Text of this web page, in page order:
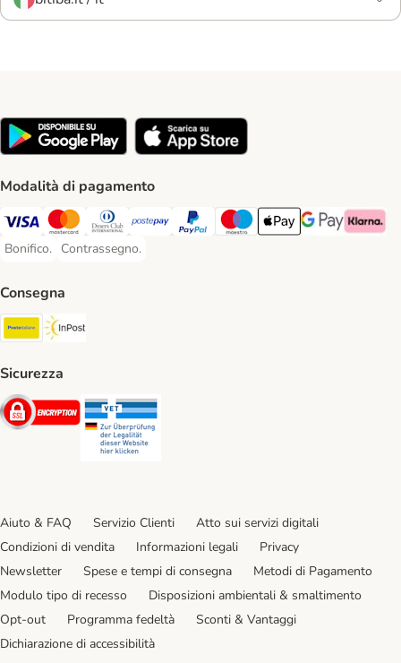
Modalità di pagamento
Visa. Payment Method
Mastercard. Payment Method
Diners Club. Payment Method
Postepay. Payment Method
PayPal. Payment Method
Maestro. Payment Method
Apple pay. Payment
Google Pay
Klarna
Bonifico.
Bonifico. Payment Method
Contrassegno.
Contrassegno. Payment Method
Consegna
Poste Italiane. Shipping Method
Sicurezza
Security
Aiuto & FAQ Servizio Clienti
Atto sui servizi digitali
Condizioni di vendita
Informazioni legali
Privacy
Newsletter
Spese e tempi di consegna
Metodi di Pagamento
Modulo tipo di recesso
Disposizioni ambientali & smaltimento
Opt-out
Programma fedeltà
Sconti & Vantaggi
Dichiarazione di accessibilità